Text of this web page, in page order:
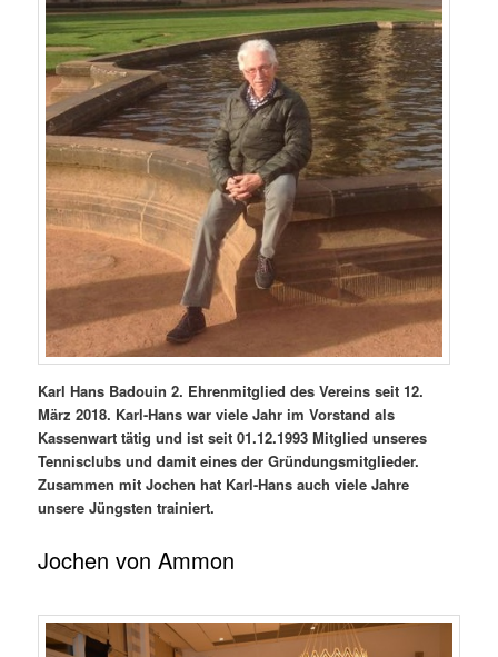
Karl Hans Badouin 2. Ehrenmitglied des Vereins seit 12.
März 2018. Karl-Hans war viele Jahr im Vorstand als
Kassenwart tätig und ist seit 01.12.1993 Mitglied unseres
Tennisclubs und damit eines der Gründungsmitglieder.
Zusammen mit Jochen hat Karl-Hans auch viele Jahre
unsere Jüngsten trainiert.
Jochen von Ammon